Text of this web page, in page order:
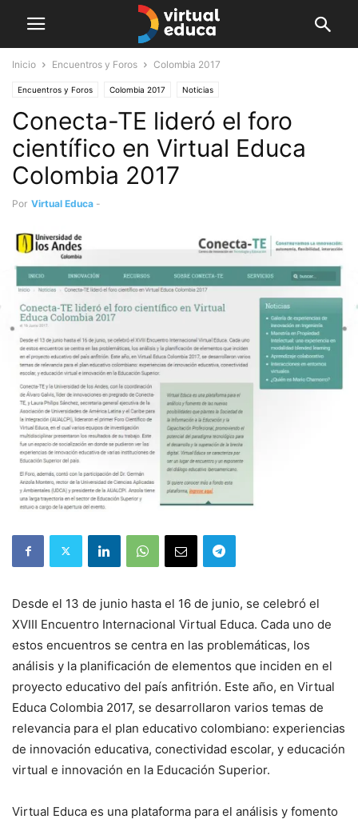
Inicio Encuentros y Foros Colombia 2017
Encuentros y Foros Colombia 2017 Noticias
Conecta-TE lideró el foro
científico en Virtual Educa
Colombia 2017
Por Virtual Educa -
Desde el 13 de junio hasta el 16 de junio, se celebró el
XVIII Encuentro Internacional Virtual Educa. Cada uno de
estos encuentros se centra en las problemáticas, los
análisis y la planificación de elementos que inciden en el
proyecto educativo del país anfitrión. Este año, en Virtual
Educa Colombia 2017, se desarrollaron varios temas de
relevancia para el plan educativo colombiano: experiencias
de innovación educativa, conectividad escolar, y educación
virtual e innovación en la Educación Superior.
Virtual Educa es una plataforma para el análisis y fomento